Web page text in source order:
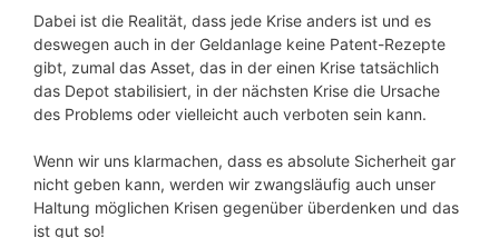
Dabei ist die Realität, dass jede Krise anders ist und es
deswegen auch in der Geldanlage keine Patent-Rezepte
gibt, zumal das Asset, das in der einen Krise tatsächlich
das Depot stabilisiert, in der nächsten Krise die Ursache
des Problems oder vielleicht auch verboten sein kann.
Wenn wir uns klarmachen, dass es absolute Sicherheit gar
nicht geben kann, werden wir zwangsläufig auch unser
Haltung möglichen Krisen gegenüber überdenken und das
ist gut so!